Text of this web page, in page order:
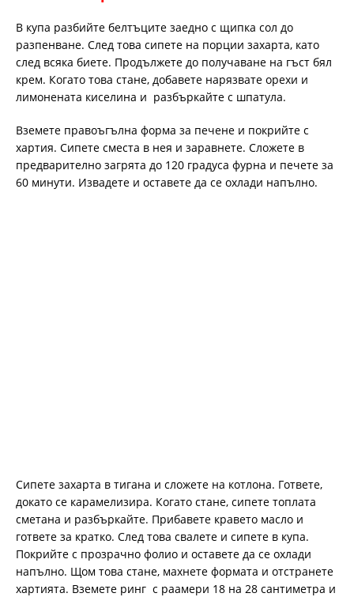
В купа разбийте белтъците заедно с щипка сол до
разпенване. След това сипете на порции захарта, като
след всяка биете. Продължете до получаване на гъст бял
крем. Когато това стане, добавете нарязвате орехи и
лимонената киселина и разбъркайте с шпатула.
Вземете правоъгълна форма за печене и покрийте с
хартия. Сипете сместа в нея и заравнете. Сложете в
предварително загрята до 120 градуса фурна и печете за
60 минути. Извадете и оставете да се охлади напълно.
Сипете захарта в тигана и сложете на котлона. Гответе,
докато се карамелизира. Когато стане, сипете топлата
сметана и разбъркайте. Прибавете кравето масло и
гответе за кратко. След това свалете и сипете в купа.
Покрийте с прозрачно фолио и оставете да се охлади
напълно. Щом това стане, махнете формата и отстранете
хартията. Вземете ринг с раамери 18 на 28 сантиметра и